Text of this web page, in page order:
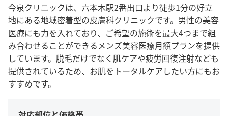
今泉クリニックは、六本木駅2番出口より徒歩1分の好立
地にある地域密着型の皮膚科クリニックです。男性の美容
医療にも力を入れており、ご希望の施術を最大4つまで組
み合わせることができるメンズ美容医療月額プランを提供
しています。脱毛だけでなく肌ケアや疲労回復注射なども
提供されているため、お肌をトータルケアしたい方にもお
すすめです。